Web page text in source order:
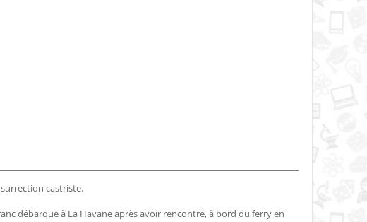
castriste.
débarque à La Havane après avoir rencontré, à bord du ferry en